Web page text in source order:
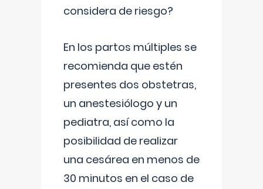
considera de riesgo?
En los partos múltiples se
recomienda que estén
presentes dos obstetras,
un anestesiólogo y un
pediatra, así como la
posibilidad de realizar
una cesárea en menos de
30 minutos en el caso de